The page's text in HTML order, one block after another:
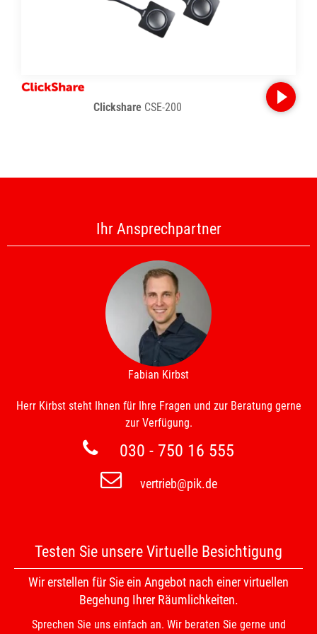
ClickshareCSE-200
Ihr Ansprechpartner
Fabian Kirbst
Herr Kirbst steht Ihnen für Ihre Fragen und zur Beratung gerne
zur Verfügung.
030 - 750 16 555
vertrieb@pik.de
Testen Sie unsere Virtuelle Besichtigung
Wir erstellen für Sie ein Angebot nach einer virtuellen
Begehung Ihrer Räumlichkeiten.
Sprechen Sie uns einfach an. Wir beraten Sie gerne und